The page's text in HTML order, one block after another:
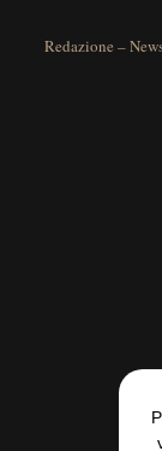
Redazione –